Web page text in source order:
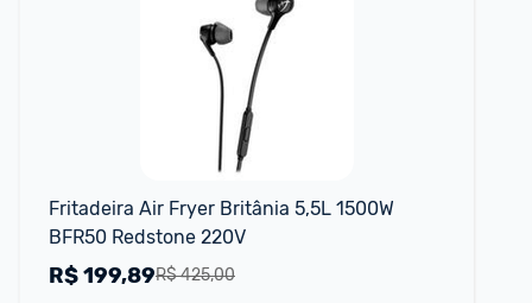
Fritadeira Air Fryer Britânia 5,5L 1500W
BFR50 Redstone 220V
R$ 425,00
R$199,89